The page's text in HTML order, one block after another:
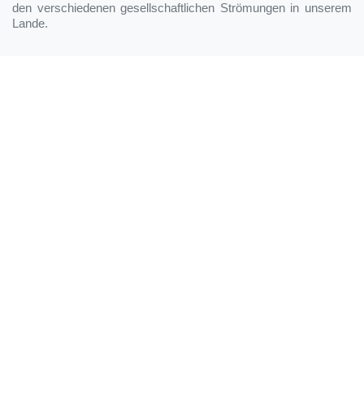
den verschiedenen gesellschaftlichen Strömungen in unserem
Lande.